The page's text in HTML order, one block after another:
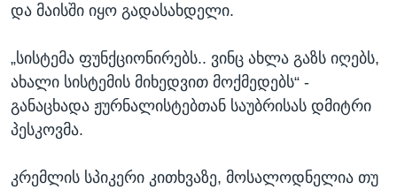
და მაისში იყო გადასახდელი.
„სისტემა ფუნქციონირებს.. ვინც ახლა გაზს იღებს,
ახალი სისტემის მიხედვით მოქმედებს“ -
განაცხადა ჟურნალისტებთან საუბრისას დმიტრი
პესკოვმა.
კრემლის სპიკერი კითხვაზე, მოსალოდნელია თუ